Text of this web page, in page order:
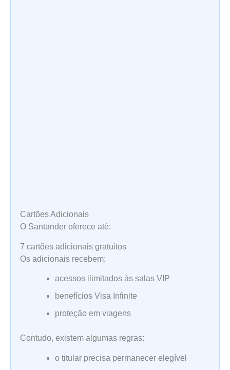
Cartões Adicionais
O Santander oferece até:
7 cartões adicionais gratuitos
Os adicionais recebem:
acessos ilimitados às salas VIP
benefícios Visa Infinite
proteção em viagens
Contudo, existem algumas regras:
o titular precisa permanecer elegível